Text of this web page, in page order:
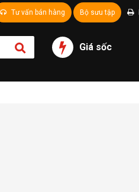
Tư vấn bán hàng Bộ sưu tập
Giá sốc